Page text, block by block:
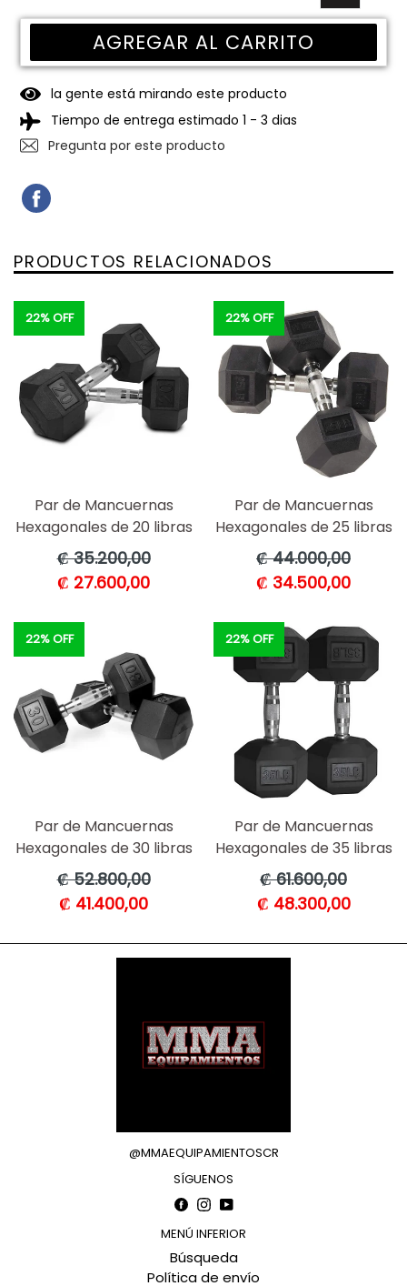
AGREGAR AL CARRITO
la gente está mirando este producto
Tiempo de entrega estimado 1 - 3 dias
Pregunta por este producto
EN
PRODUCTOS RELACIONADOS
22% OFF
Par de Mancuernas
Hexagonales de 20 libras
Precio
habitual
₡ 35.200,00
₡ 27.600,00
22% OFF
Par de Mancuernas
Hexagonales de 25 libras
Precio
habitual
₡ 44.000,00
₡ 34.500,00
22% OFF
Par de Mancuernas
Hexagonales de 30 libras
Precio
habitual
₡ 52.800,00
₡ 41.400,00
22% OFF
Par de Mancuernas
Hexagonales de 35 libras
Precio
habitual
₡ 61.600,00
₡ 48.300,00
@MMAEQUIPAMIENTOSCR
SÍGUENOS
Facebook
Instagram
YouTube
MENÚ INFERIOR
Búsqueda
Política de envío